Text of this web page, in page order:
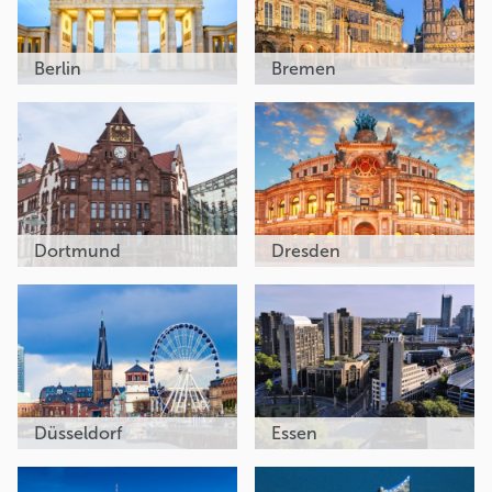
Berlin Bremen
Dortmund Dresden
Düsseldorf Essen